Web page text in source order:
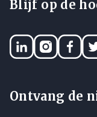
Blijf op de
LinkedINInstagram
Ontvang de